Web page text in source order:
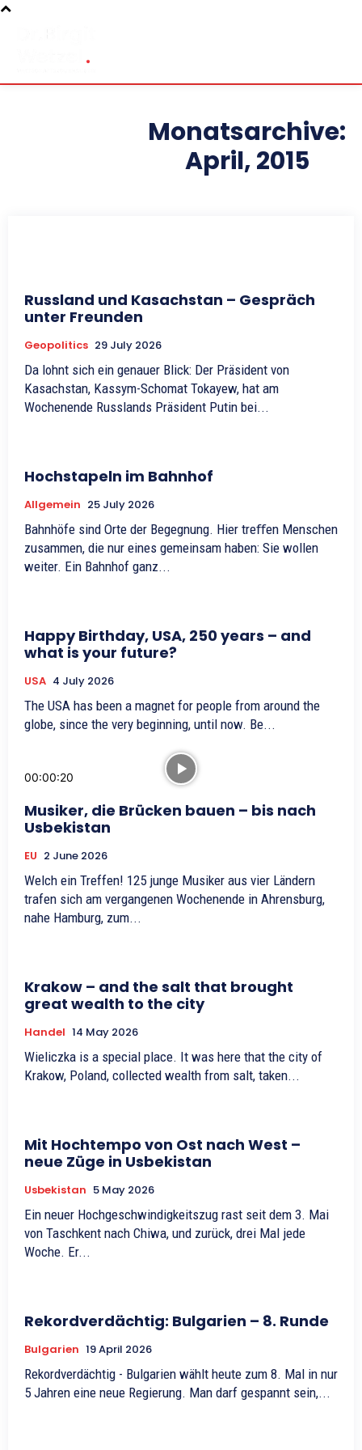
Monatsarchive:
April, 2015
Russland und Kasachstan – Gespräch
unter Freunden
Geopolitics 29 July 2026
Da lohnt sich ein genauer Blick: Der Präsident von
Kasachstan, Kassym-Schomat Tokayew, hat am
Wochenende Russlands Präsident Putin bei...
Hochstapeln im Bahnhof
Allgemein 25 July 2026
Bahnhöfe sind Orte der Begegnung. Hier treﬀen Menschen
zusammen, die nur eines gemeinsam haben: Sie wollen
weiter. Ein Bahnhof ganz...
Happy Birthday, USA, 250 years – and
what is your future?
USA 4 July 2026
The USA has been a magnet for people from around the
globe, since the very beginning, until now. Be...
00:00:20
Musiker, die Brücken bauen – bis nach
Usbekistan
EU 2 June 2026
Welch ein Treffen! 125 junge Musiker aus vier Ländern
trafen sich am vergangenen Wochenende in Ahrensburg,
nahe Hamburg, zum...
Krakow – and the salt that brought
great wealth to the city
Handel 14 May 2026
Wieliczka is a special place. It was here that the city of
Krakow, Poland, collected wealth from salt, taken...
Mit Hochtempo von Ost nach West –
neue Züge in Usbekistan
Usbekistan 5 May 2026
Ein neuer Hochgeschwindigkeitszug rast seit dem 3. Mai
von Taschkent nach Chiwa, und zurück, drei Mal jede
Woche. Er...
Rekordverdächtig: Bulgarien – 8. Runde
Bulgarien 19 April 2026
Rekordverdächtig - Bulgarien wählt heute zum 8. Mal in nur
5 Jahren eine neue Regierung. Man darf gespannt sein,...